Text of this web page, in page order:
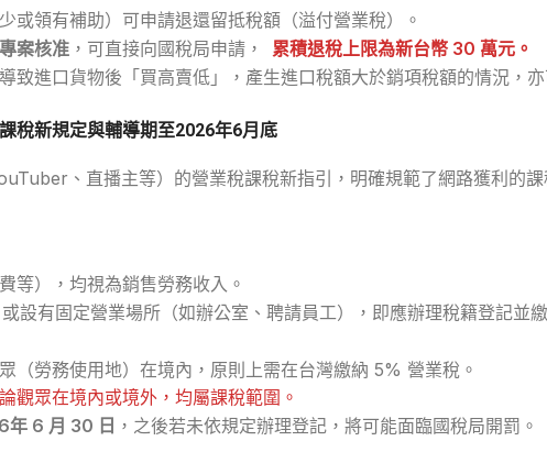
或領有補助）可申請退還留抵稅額（溢付營業稅）。
案核准 ，可直接向國稅局申請，
累積退稅上限為新台幣 30 萬元。
致進口貨物後「買高賣低」，產生進口稅額大於銷項稅額的情況，
稅新規定與輔導期至2026年6月底
、直播主等）的營業稅課稅新指引，明確規範了網路獲利的課
等），均視為銷售勞務收入。
或設有固定營業場所（如辦公室、聘請員工），即應辦理稅籍登記並
（勞務使用地）在境內，原則上需在台灣繳納 5% 營業稅。
觀眾在境內或境外，均屬課稅範圍。
年 6 月 30 日 ，之後若未依規定辦理登記，將可能面臨國稅局開罰。